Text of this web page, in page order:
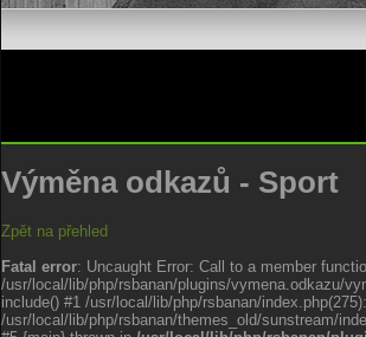
Výměna odkazů - Sport
Zpět na přehled
Fatal error: Uncaught Error: Call to a member
/usr/local/lib/php/rsbanan/plugins/vymena.odkazu/
include() #1 /usr/local/lib/php/rsbanan/
/usr/local/lib/php/rsbanan/themes_old/sunstream/